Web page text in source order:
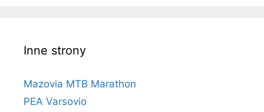
Inne strony
Mazovia MTB Marathon
PEA Varsovio